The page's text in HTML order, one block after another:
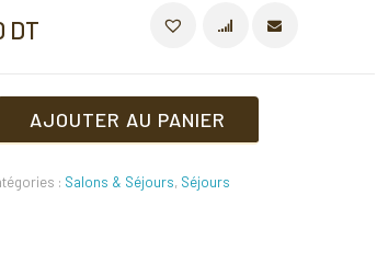
:
DTLe
actuel
est :
COMPARER
AJOUTER AU PANIER
: Salons & Séjours, Séjours